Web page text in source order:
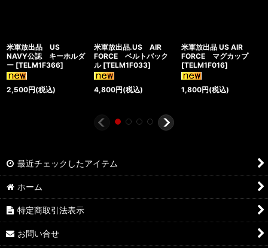
米軍放出品 US
NAVY公認 キーホルダ
ー [TELM1F366]
2,500円(税込)
米軍放出品.US AIR
FORCE ベルトバック
ル [TELM1F033]
4,800円(税込)
米軍放出品 US AIR
FORCE マグカップ
[TELM1F016]
1,800円(税込)
最近チェックしたアイテム
ホーム
特定商取引法表示
お問い合せ